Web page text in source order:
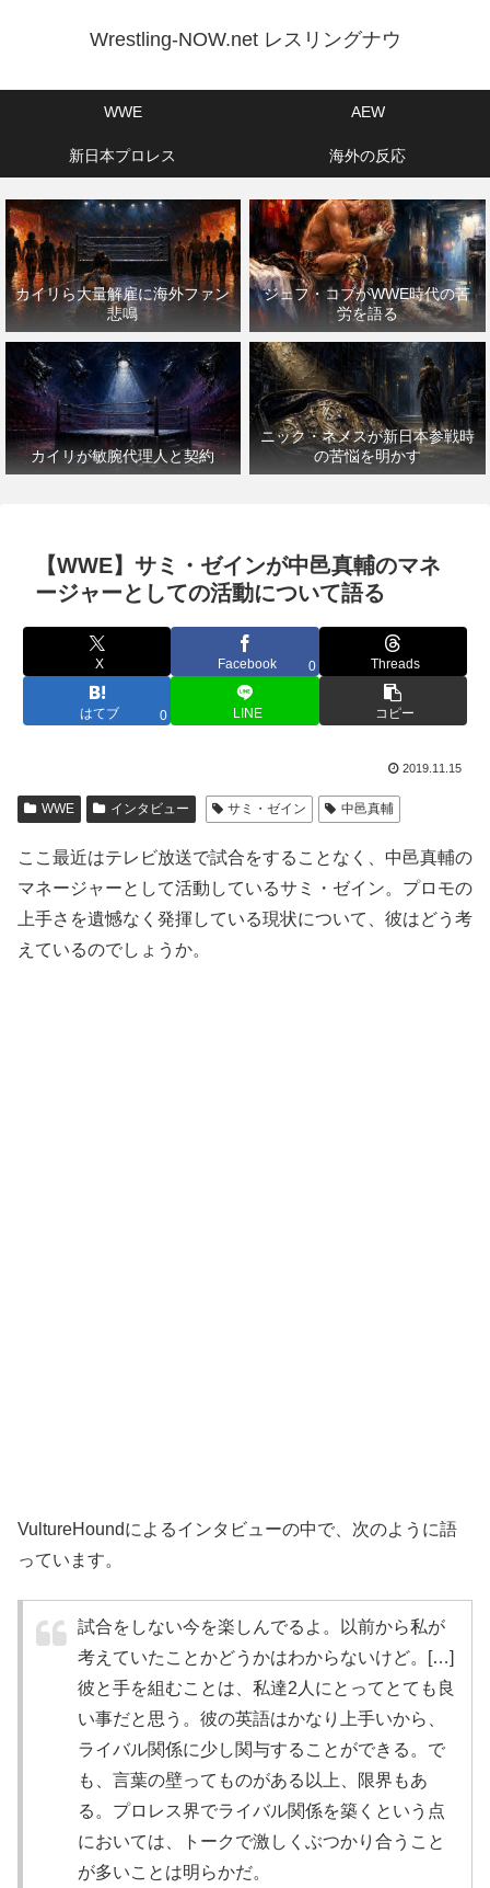
Wrestling-NOW.net レスリングナウ
WWE AEW
新日本プロレス 海外の反応
カイリら大量解雇に海外ファン
悲鳴
ジェフ・コブがWWE時代の苦
労を語る
カイリが敏腕代理人と契約
ニック・ネメスが新日本参戦時
の苦悩を明かす
【WWE】サミ・ゼインが中邑真輔のマネ
ージャーとしての活動について語る
X Facebook 0 Threads
はてブ 0 LINE コピー
2019.11.15
WWE インタビュー サミ・ゼイン 中邑真輔
ここ最近はテレビ放送で試合をすることなく、中邑真輔の
マネージャーとして活動しているサミ・ゼイン。プロモの
上手さを遺憾なく発揮している現状について、彼はどう考
えているのでしょうか。
VultureHoundによるインタビューの中で、次のように語
っています。
試合をしない今を楽しんでるよ。以前から私が
考えていたことかどうかはわからないけど。[…]
彼と手を組むことは、私達2人にとってとても良
い事だと思う。彼の英語はかなり上手いから、
ライバル関係に少し関与することができる。で
も、言葉の壁ってものがある以上、限界もあ
る。プロレス界でライバル関係を築くという点
においては、トークで激しくぶつかり合うこと
が多いことは明らかだ。